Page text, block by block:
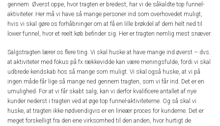
gennem. Øverst oppe, hvor tragten er bredest, har vi de såkaldte top funnel-
aktiviteter. Her må vi have så mange personer ind som overhovedet muligt,
hvis vi skal gøre os forhåbninger om at få en lille brøkdel af dem helt ned til
lower funnel, hvor et reelt køb befinder sig. Her er tragten nemlig mest snæver.
Salgstragten lærer os flere ting. Vi skal huske at have mange ind øverst – dvs.
at aktiviteter med fokus på fx rækkevidde kan være meningsfulde, fordi vi skal
udbrede kendskab hos så mange som muligt. Vi skal også huske, at vi på
ingen måde får lige så mange ned gennem tragten, som vi får ind. Det er en
umulighed. For at vi får skabt salg, kan vi derfor kvalificere antallet af nye
kunder nederst i tragten ved at øge top funnel-aktiviteterne. Og så skal vi
huske, at tragten ikke nødvendigvis er en lineær proces for kunderne. Det er
meget forskelligt fra den ene virksomhed til den anden, hvor hurtigt de